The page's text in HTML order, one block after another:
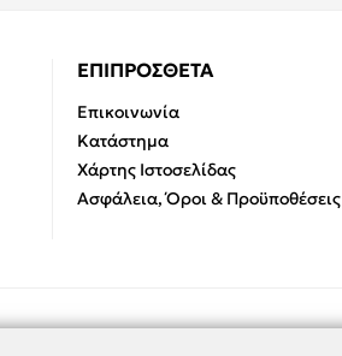
ΕΠΙΠΡΟΣΘΕΤΑ
Επικοινωνία
Κατάστημα
Χάρτης Ιστοσελίδας
Ασφάλεια, Όροι & Προϋποθέσεις